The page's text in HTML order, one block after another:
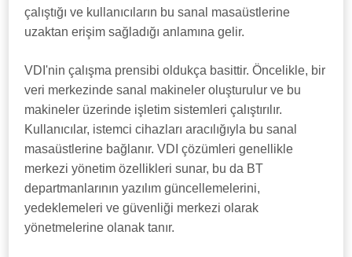
çalıştığı ve kullanıcıların bu sanal masaüstlerine
uzaktan erişim sağladığı anlamına gelir.
VDI'nin çalışma prensibi oldukça basittir. Öncelikle, bir
veri merkezinde sanal makineler oluşturulur ve bu
makineler üzerinde işletim sistemleri çalıştırılır.
Kullanıcılar, istemci cihazları aracılığıyla bu sanal
masaüstlerine bağlanır. VDI çözümleri genellikle
merkezi yönetim özellikleri sunar, bu da BT
departmanlarının yazılım güncellemelerini,
yedeklemeleri ve güvenliği merkezi olarak
yönetmelerine olanak tanır.